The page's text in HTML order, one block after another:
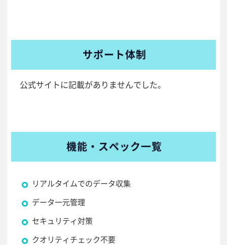
サポート体制
公式サイトに記載がありませんでした。
機能・スペック一覧
リアルタイムでのデータ収集
データ一元管理
セキュリティ対策
クオリティチェック不要